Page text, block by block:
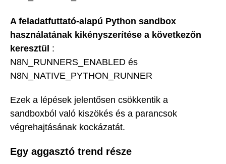
A feladatfuttató-alapú Python sandbox
használatának kikényszerítése a következőn
keresztül :
N8N_RUNNERS_ENABLED és
N8N_NATIVE_PYTHON_RUNNER
Ezek a lépések jelentősen csökkentik a
sandboxból való kiszökés és a parancsok
végrehajtásának kockázatát.
Egy aggasztó trend része